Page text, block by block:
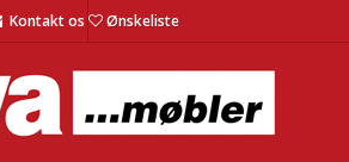
Kontakt os Ønskeliste